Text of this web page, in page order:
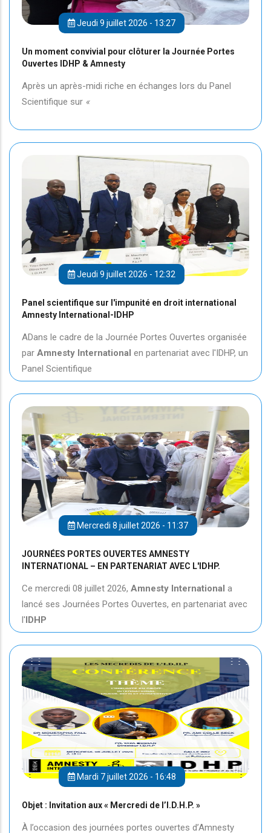
Jeudi 9 juillet 2026 - 13:27
Un moment convivial pour clôturer la Journée Portes
Ouvertes IDHP & Amnesty
Après un après-midi riche en échanges lors du Panel
Scientifique sur «
Jeudi 9 juillet 2026 - 12:32
Panel scientifique sur l'impunité en droit international
Amnesty International-IDHP
ADans le cadre de la Journée Portes Ouvertes organisée
par Amnesty International en partenariat avec l'IDHP, un
Panel Scientifique
Mercredi 8 juillet 2026 - 11:37
JOURNÉES PORTES OUVERTES AMNESTY
INTERNATIONAL – EN PARTENARIAT AVEC L'IDHP.
Ce mercredi 08 juillet 2026, Amnesty International a
lancé ses Journées Portes Ouvertes, en partenariat avec
l'IDHP
Mardi 7 juillet 2026 - 16:48
Objet : Invitation aux « Mercredi de l’I.D.H.P. »
À l’occasion des journées portes ouvertes d’Amnesty